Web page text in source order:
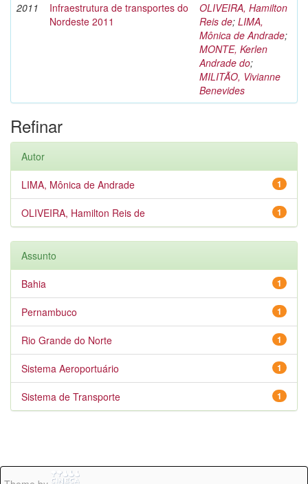
2011
Infraestrutura de transportes do
Nordeste 2011
OLIVEIRA, Hamilton
Reis de; LIMA,
Mônica de Andrade;
MONTE, Kerlen
Andrade do;
MILITÃO, Vivianne
Benevides
Refinar
Autor
1
LIMA, Mônica de Andrade
1
OLIVEIRA, Hamilton Reis de
Assunto
1
Bahia
1
Pernambuco
1
Rio Grande do Norte
1
Sistema Aeroportuário
1
Sistema de Transporte